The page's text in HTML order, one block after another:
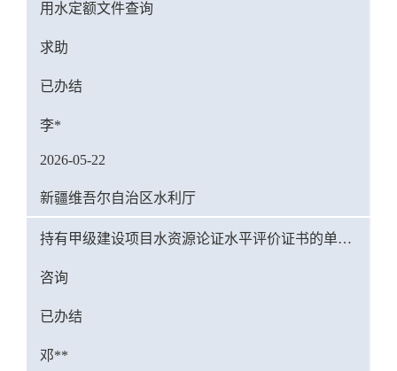
用水定额文件查询
求助
已办结
李*
2026-05-22
新疆维吾尔自治区水利厅
持有甲级建设项目水资源论证水平评价证书的单位是否可以编制规划水资源论证报告书？
咨询
已办结
邓**